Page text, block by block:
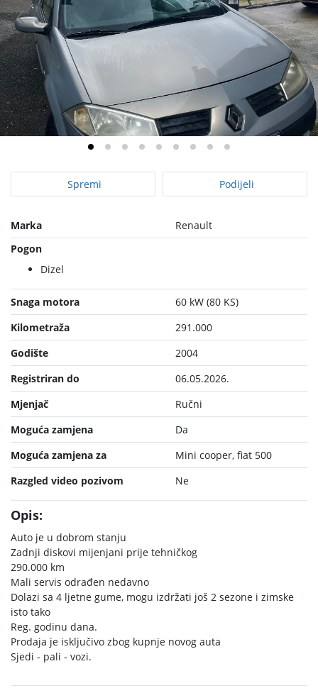
Spremi Podijeli
Marka
Renault
Pogon
Dizel
Snaga motora
60 kW (80 KS)
Kilometraža
291.000
Godište
2004
Registriran do
06.05.2026.
Mjenjač
Ručni
Moguća zamjena
Da
Moguća zamjena za
Mini cooper, fiat 500
Razgled video pozivom
Ne
Opis:
Auto je u dobrom stanju
Zadnji diskovi mijenjani prije tehničkog
290.000 km
Mali servis odrađen nedavno
Dolazi sa 4 ljetne gume, mogu izdržati još 2 sezone i zimske
isto tako
Reg. godinu dana.
Prodaja je isključivo zbog kupnje novog auta
Sjedi - pali - vozi.